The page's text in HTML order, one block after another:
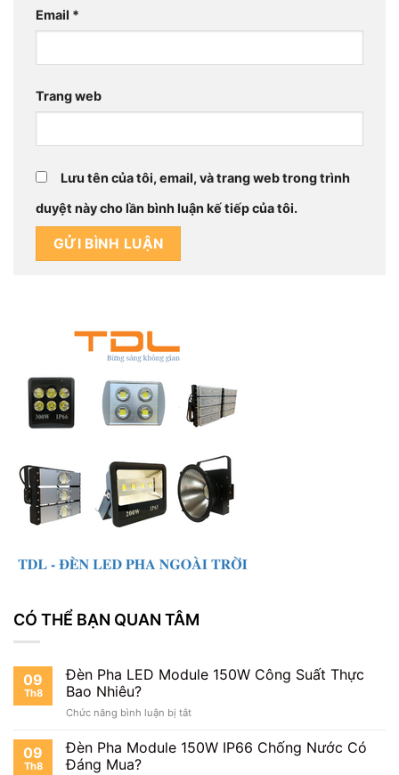
Email *
Trang web
Lưu tên của tôi, email, và trang web trong trình
duyệt này cho lần bình luận kế tiếp của tôi.
CÓ THỂ BẠN QUAN TÂM
09
Th8
Đèn Pha LED Module 150W Công Suất Thực
Bao Nhiêu?
Chức năng bình luận bị tắtở
Pha
LED
09
Th8
Đèn Pha Module 150W IP66 Chống Nước Có
Đáng Mua?